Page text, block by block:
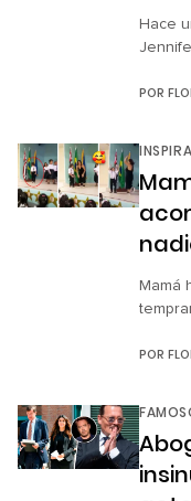
Hace
POR
Mamá
POR